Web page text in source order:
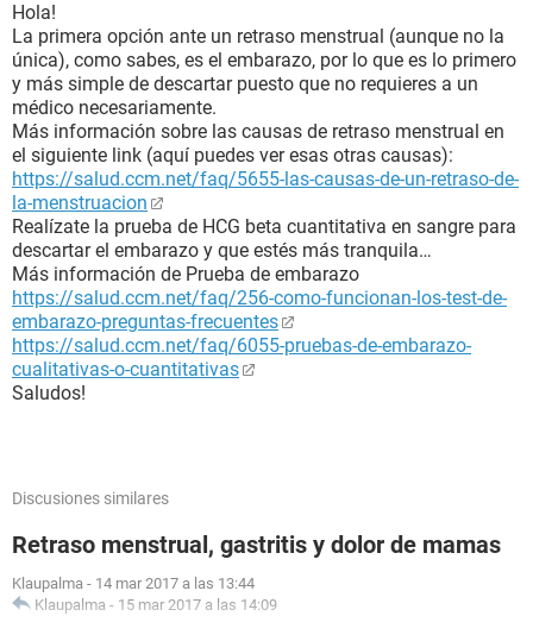
Hola!
La primera opción ante un retraso menstrual (aunque no la
única), como sabes, es el embarazo, por lo que es lo primero
y más simple de descartar puesto que no requieres a un
médico necesariamente.
Más información sobre las causas de retraso menstrual en
el siguiente link (aquí puedes ver esas otras causas):
https://salud.ccm.net/faq/5655-las-causas-de-un-retraso-de-
la-menstruacion
Realízate la prueba de HCG beta cuantitativa en sangre para
descartar el embarazo y que estés más tranquila…
Más información de Prueba de embarazo
https://salud.ccm.net/faq/256-como-funcionan-los-test-de-
embarazo-preguntas-frecuentes
https://salud.ccm.net/faq/6055-pruebas-de-embarazo-
cualitativas-o-cuantitativas
Saludos!
Discusiones similares
Retraso menstrual, gastritis y dolor de mamas
Klaupalma - 14 mar 2017 a las 13:44
Klaupalma - 15 mar 2017 a las 14:09